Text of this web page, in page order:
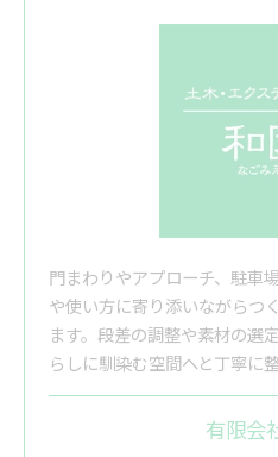
門まわりやアプローチ、駐車
や使い方に寄り添いながらつ
ます。段差の調整や素材の選
らしに馴染む空間へと丁寧に
有限会